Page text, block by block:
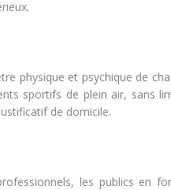
physique et psychique de
sportifs de plein air, sans
de domicile.
les publics en